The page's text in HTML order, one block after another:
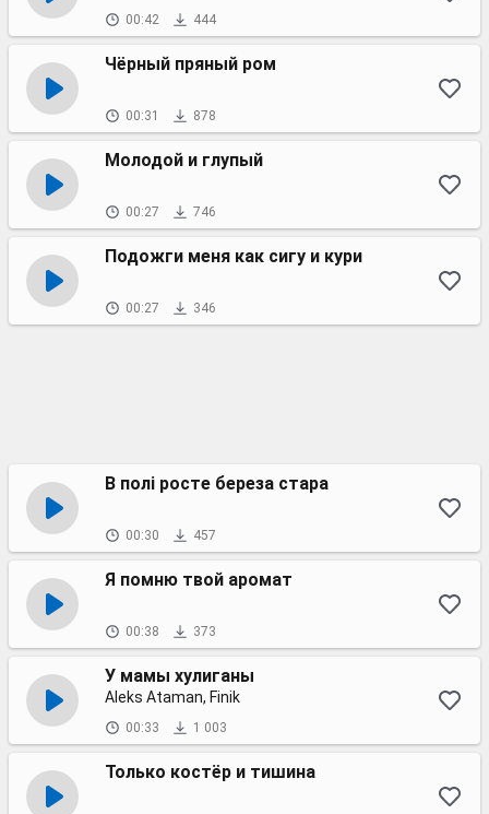
00:42 444
Чёрный пряный ром
00:31 878
Молодой и глупый
00:27 746
Подожги меня как сигу и кури
00:27 346
В полі росте береза стара
00:30 457
Я помню твой аромат
00:38 373
У мамы хулиганы
Aleks Ataman, Finik
00:33 1 003
Только костёр и тишина